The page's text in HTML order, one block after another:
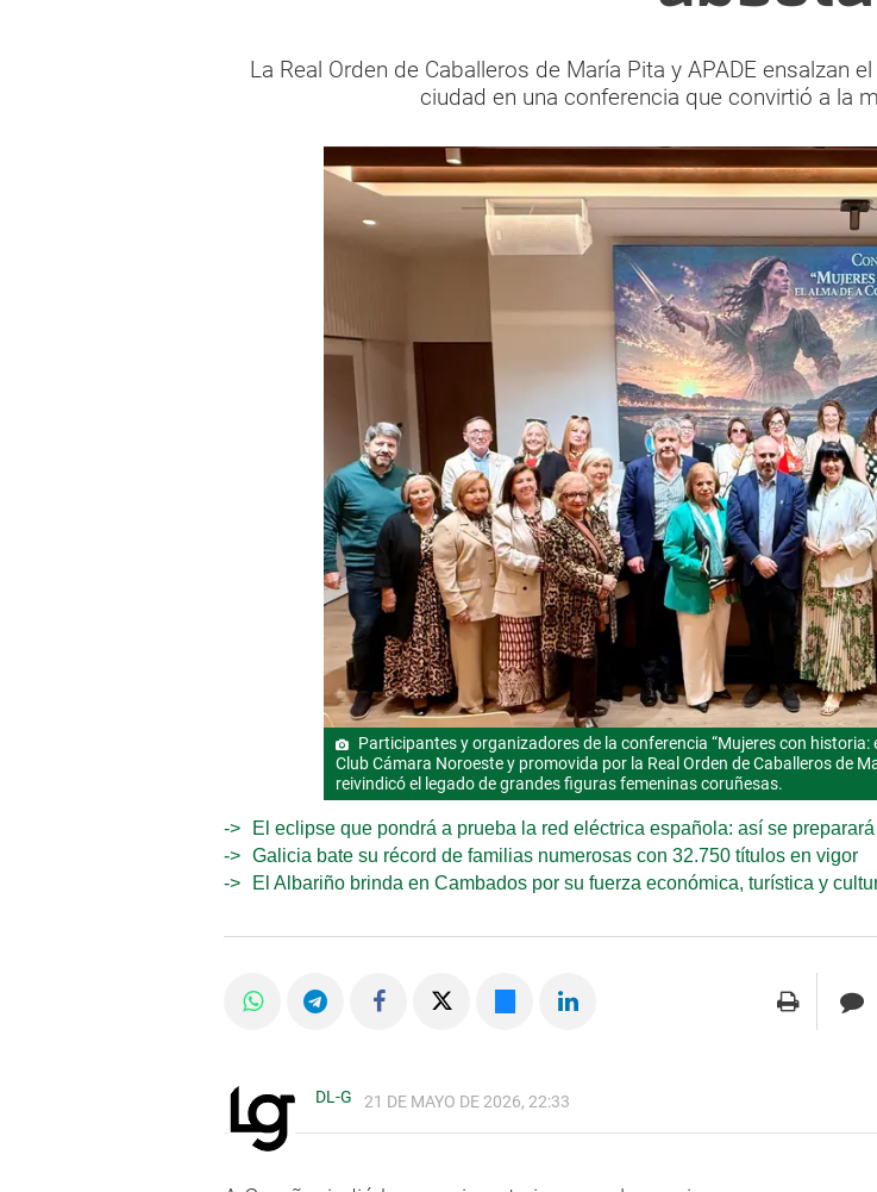
La Real Orden de Caballeros de María Pita y APADE ensalzan
ciudad en una conferencia que convirtió a la
Participantes y organizadores de la conferencia “Mujeres con historia:
Club Cámara Noroeste y promovida por la Real Orden de Caballeros de
reivindicó el legado de grandes figuras femeninas coruñesas.
El eclipse que pondrá a prueba la red eléctrica española: así se
Galicia bate su récord de familias numerosas con 32.750 títulos en vigor
El Albariño brinda en Cambados por su fuerza económica, turística y
DL-G 21 DE MAYO DE 2026, 22:33